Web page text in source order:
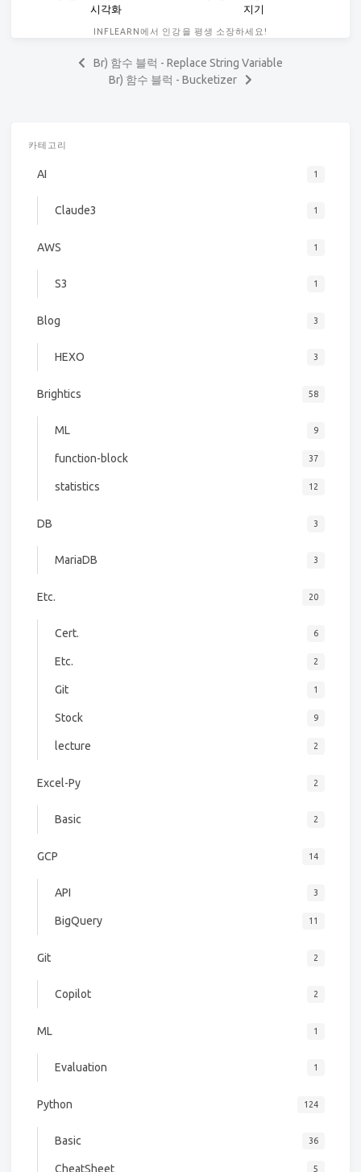
시각화
지기
INFLEARN에서 인강을 평생 소장하세요!
Br) 함수 블럭 - Replace String Variable
Br) 함수 블럭 - Bucketizer
카테고리
AI 1
Claude3 1
AWS 1
S3 1
Blog 3
HEXO 3
Brightics 58
ML 9
function-block 37
statistics 12
DB 3
MariaDB 3
Etc. 20
Cert. 6
Etc. 2
Git 1
Stock 9
lecture 2
Excel-Py 2
Basic 2
GCP 14
API 3
BigQuery 11
Git 2
Copilot 2
ML 1
Evaluation 1
Python 124
Basic 36
CheatSheet 5